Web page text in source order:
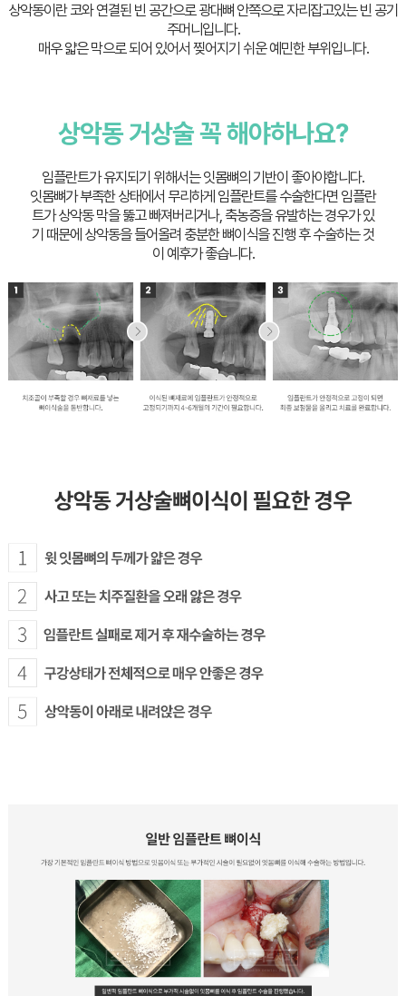
상악동이란 코와 연결된 빈 공간으로 광대뼈 안쪽으로 자리잡고있는 빈 공기
주머니입니다.
매우 얇은 막으로 되어 있어서 찢어지기 쉬운 예민한 부위입니다.
상악동 거상술 꼭 해야하나요?
임플란트가 유지되기 위해서는 잇몸뼈의 기반이 좋아야합니다.
잇몸뼈가 부족한 상태에서 무리하게 임플란트를 수술한다면 임플란
트가 상악동 막을 뚫고 빠져버리거나, 축농증을 유발하는 경우가 있
기 때문에 상악동을 들어올려 충분한 뼈이식을 진행 후 수술하는 것
이 예후가 좋습니다.